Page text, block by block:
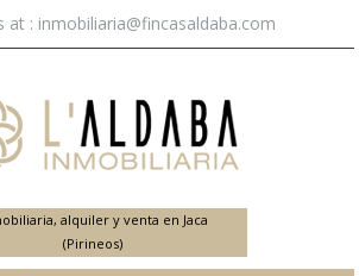
at : inmobiliaria@fincasaldaba.com
alquiler y venta en Jaca
(Pirineos)